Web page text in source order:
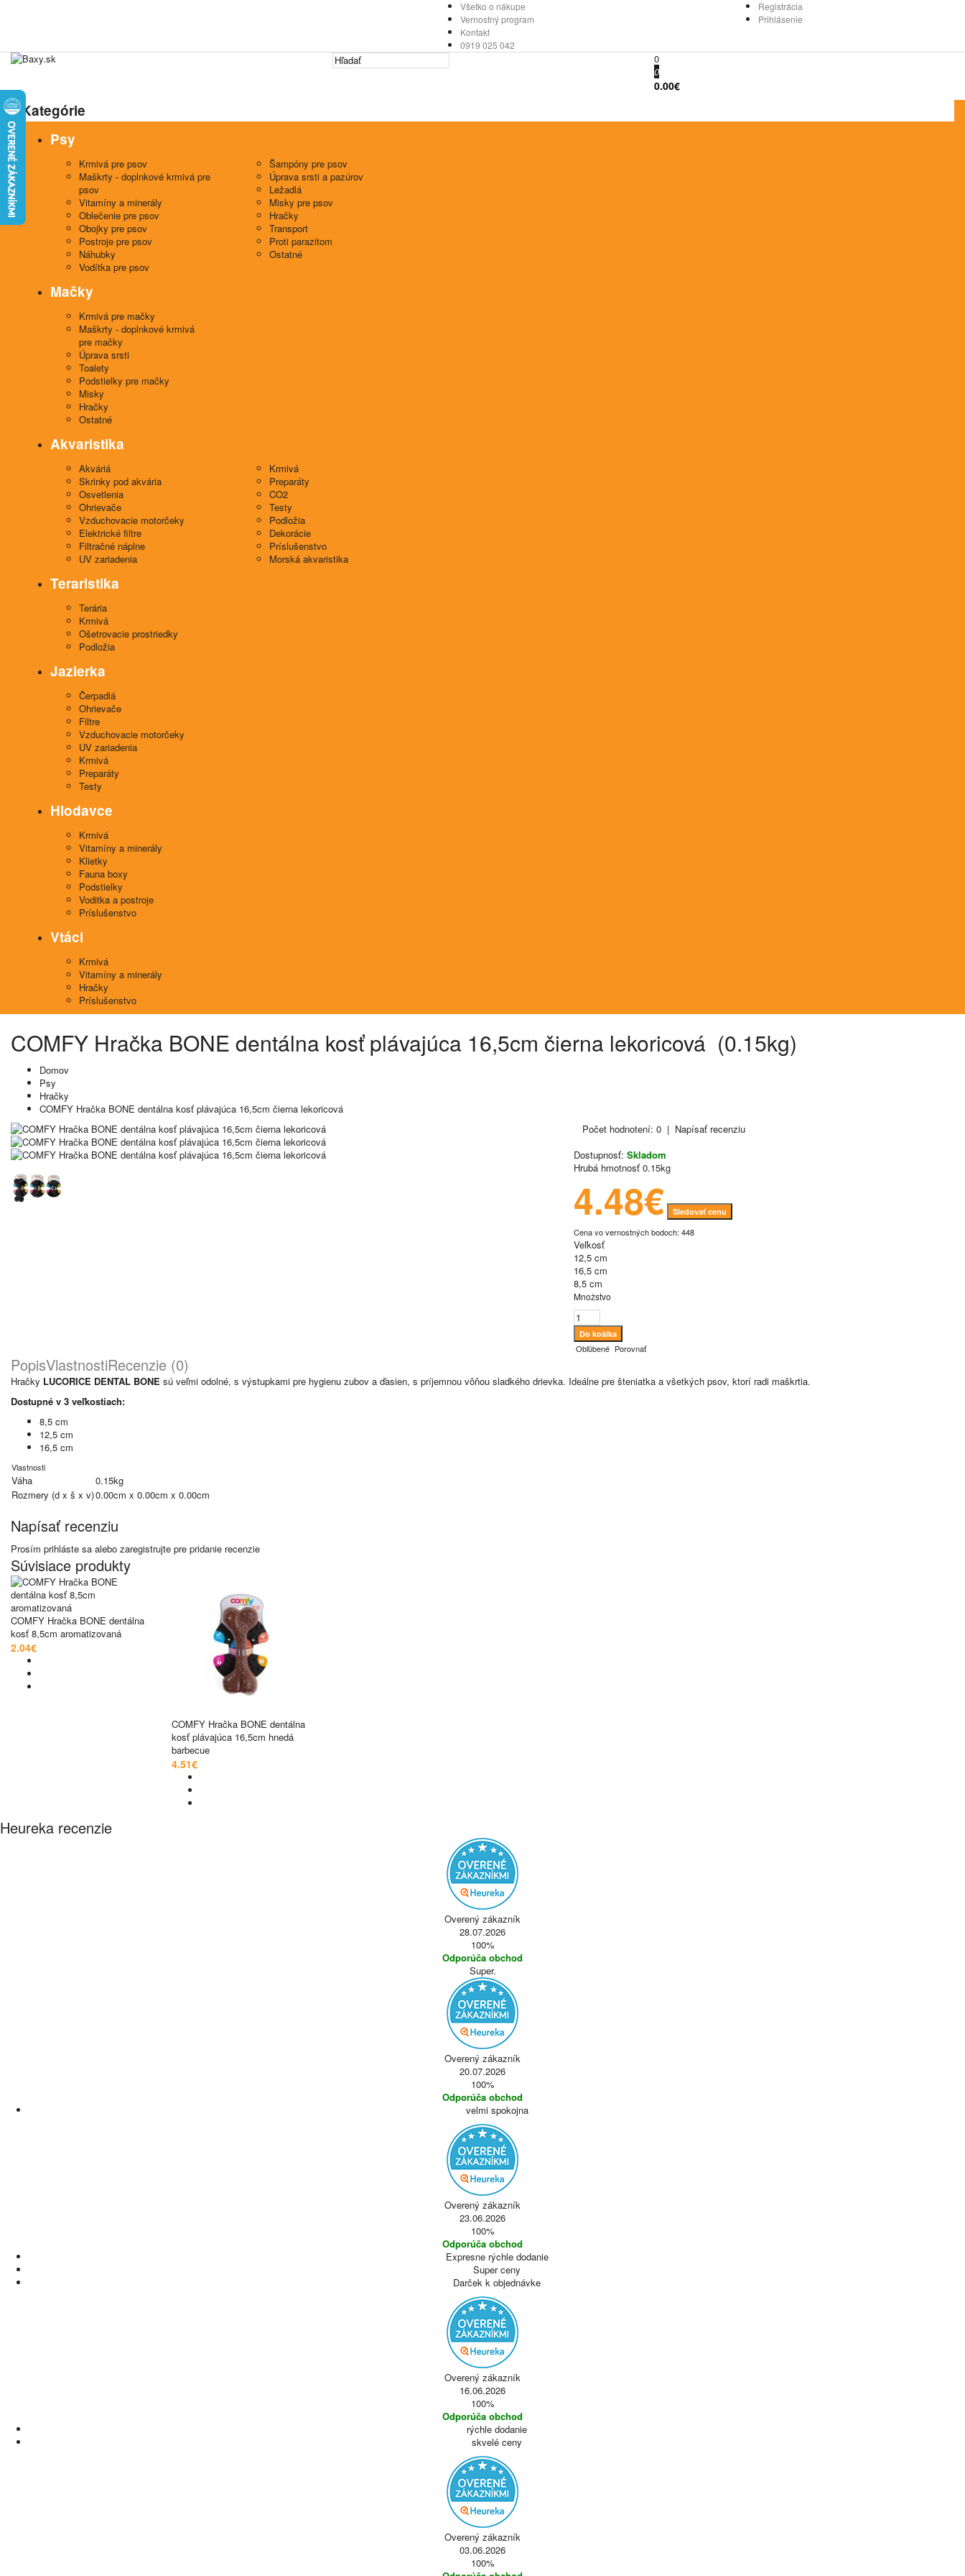
Všetko o nákupe
Vernostný program
Kontakt
0919 025 042
Registrácia
Prihlásenie
0
0
0.00€
Kategórie
Psy
Krmivá pre psov
Maškrty - doplnkové krmivá pre
psov
Vitamíny a minerály
Oblečenie pre psov
Obojky pre psov
Postroje pre psov
Náhubky
Vodítka pre psov
Šampóny pre psov
Úprava srsti a pazúrov
Ležadlá
Misky pre psov
Hračky
Transport
Proti parazitom
Ostatné
Mačky
Krmivá pre mačky
Maškrty - doplnkové krmivá
pre mačky
Úprava srsti
Toalety
Podstielky pre mačky
Misky
Hračky
Ostatné
Akvaristika
Akváriá
Skrinky pod akvária
Osvetlenia
Ohrievače
Vzduchovacie motorčeky
Elektrické filtre
Filtračné náplne
UV zariadenia
Krmivá
Preparáty
CO2
Testy
Podložia
Dekorácie
Príslušenstvo
Morská akvaristika
Teraristika
Terária
Krmivá
Ošetrovacie prostriedky
Podložia
Jazierka
Čerpadlá
Ohrievače
Filtre
Vzduchovacie motorčeky
UV zariadenia
Krmivá
Preparáty
Testy
Hlodavce
Krmivá
Vitamíny a minerály
Klietky
Fauna boxy
Podstielky
Voditka a postroje
Príslušenstvo
Vtáci
Krmivá
Vitamíny a minerály
Hračky
Príslušenstvo
COMFY Hračka BONE dentálna kosť plávajúca 16,5cm čierna lekoricová (0.15kg)
Domov
Psy
Hračky
COMFY Hračka BONE dentálna kosť plávajúca 16,5cm čierna lekoricová
Počet hodnotení: 0 | Napísať recenziu
Dostupnosť: Skladom
Hrubá hmotnosť 0.15kg
4.48€ Sledovať cenu
Cena vo vernostných bodoch: 448
Veľkosť
12,5 cm
16,5 cm
8,5 cm
Množstvo
Obľúbené Porovnať
PopisVlastnostiRecenzie (0)
Hračky LUCORICE DENTAL BONE sú veľmi odolné, s výstupkami pre hygienu zubov a ďasien, s príjemnou vôňou sladkého drievka. Ideálne pre šteniatka a všetkých psov, ktorí radi maškrtia.
Dostupné v 3 veľkostiach:
8,5 cm
12,5 cm
16,5 cm
Vlastnosti
Váha
0.15kg
Rozmery (d x š x v)0.00cm x 0.00cm x 0.00cm
Napísať recenziu
Prosím prihláste sa alebo zaregistrujte pre pridanie recenzie
Súvisiace produkty
COMFY Hračka BONE dentálna
kosť 8,5cm aromatizovaná
2.04€
COMFY Hračka BONE dentálna
kosť plávajúca 16,5cm hnedá
barbecue
4.51€
Heureka recenzie
Overený zákazník
28.07.2026
100%
Odporúča obchod
Super.
Overený zákazník
20.07.2026
100%
Odporúča obchod
velmi spokojna
Overený zákazník
23.06.2026
100%
Odporúča obchod
Expresne rýchle dodanie
Super ceny
Darček k objednávke
Overený zákazník
16.06.2026
100%
Odporúča obchod
rýchle dodanie
skvelé ceny
Overený zákazník
03.06.2026
100%